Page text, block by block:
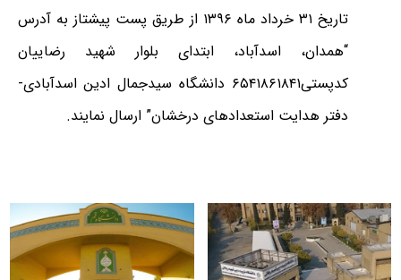
تاریخ ۳۱ خرداد ماه ۱۳۹۶ از طریق پست پیشتاز به آدرس
“همدان، اسدآباد، ابتدای بلوار شهید رضاییان
کدپستی۶۵۴۱۸۶۱۸۴۱ دانشگاه سیدجمال ادین اسدآبادی-
دفتر هدایت استعدادهای درخشان” ارسال نمایند.